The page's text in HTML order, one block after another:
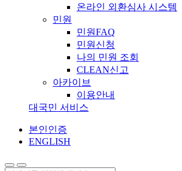
온라인 외환심사 시스템
민원
민원FAQ
민원신청
나의 민원 조회
CLEAN신고
아카이브
이용안내
대국민 서비스
본인인증
ENGLISH